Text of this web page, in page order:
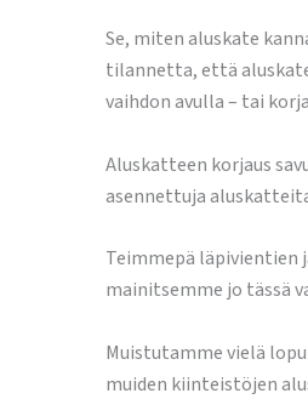
Se, miten aluskate
tilannetta, että
vaihdon avulla – tai
Aluskatteen korjaus
asennettuja
Teimmepä läpivientien
mainitsemme jo tässä
Muistutamme vielä
muiden kiinteistöjen